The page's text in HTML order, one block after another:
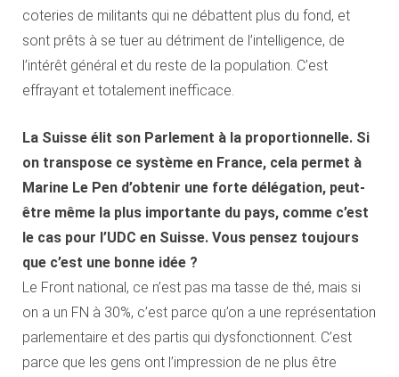
coteries de militants qui ne débattent plus du fond, et
sont prêts à se tuer au détriment de l’intelligence, de
l’intérêt général et du reste de la population. C’est
effrayant et totalement inefficace.
La Suisse élit son Parlement à la proportionnelle. Si
on transpose ce système en France, cela permet à
Marine Le Pen d’obtenir une forte délégation, peut-
être même la plus importante du pays, comme c’est
le cas pour l’UDC en Suisse. Vous pensez toujours
que c’est une bonne idée ?
Le Front national, ce n’est pas ma tasse de thé, mais si
on a un FN à 30%, c’est parce qu’on a une représentation
parlementaire et des partis qui dysfonctionnent. C’est
parce que les gens ont l’impression de ne plus être